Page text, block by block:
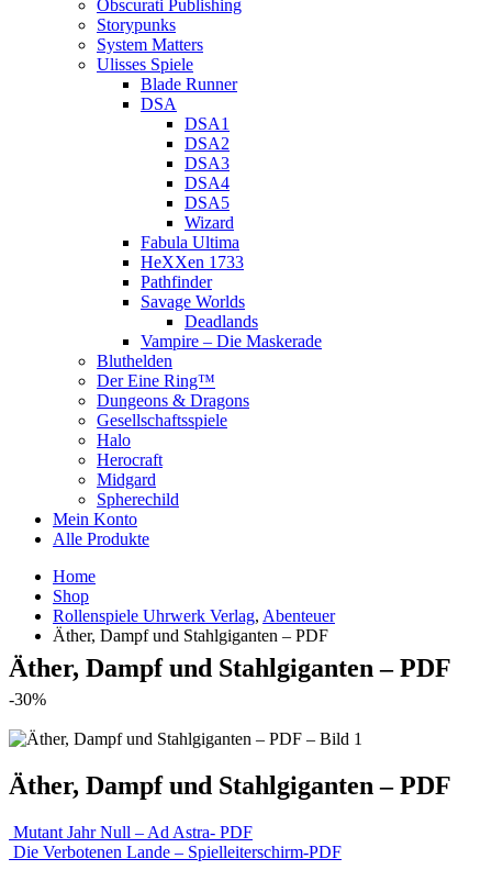
Obscurati Publishing
Storypunks
System Matters
Ulisses Spiele
Blade Runner
DSA
DSA1
DSA2
DSA3
DSA4
DSA5
Wizard
Fabula Ultima
HeXXen 1733
Pathfinder
Savage Worlds
Deadlands
Vampire – Die Maskerade
Bluthelden
Der Eine Ring™
Dungeons & Dragons
Gesellschaftsspiele
Halo
Herocraft
Midgard
Spherechild
Mein Konto
Alle Produkte
Home
Shop
Rollenspiele Uhrwerk Verlag, Abenteuer
Äther, Dampf und Stahlgiganten – PDF
Äther, Dampf und Stahlgiganten – PDF
-30%
Äther, Dampf und Stahlgiganten – PDF
Mutant Jahr Null – Ad Astra- PDF
Die Verbotenen Lande – Spielleiterschirm-PDF